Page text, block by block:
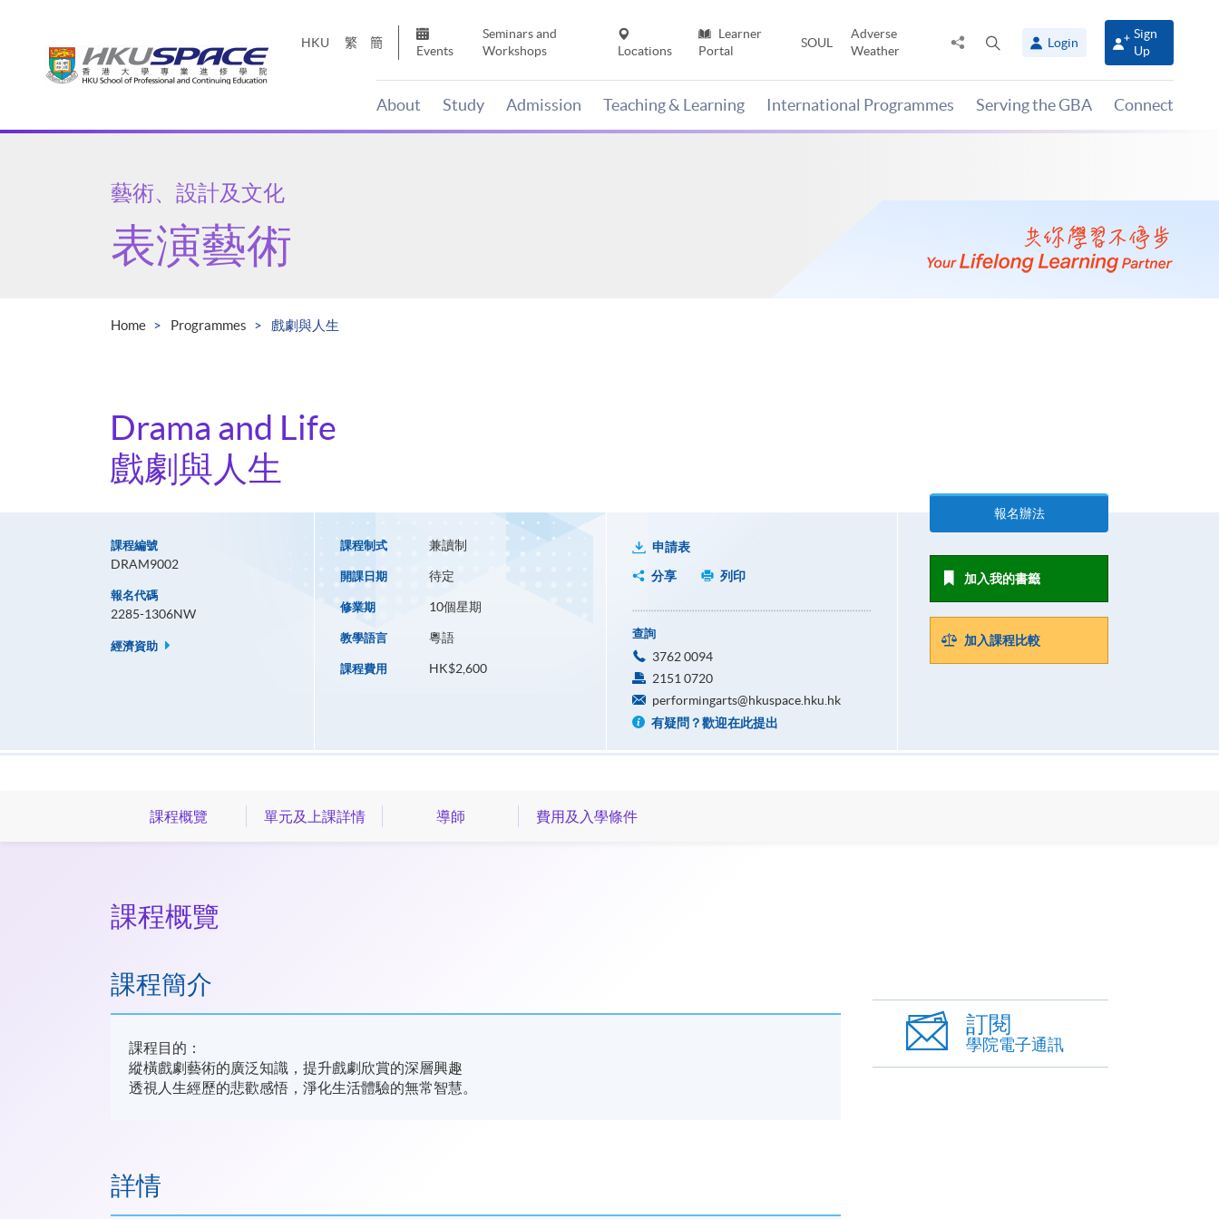
HKU 繁 簡
Events
Seminars and
Workshops
Locations
Learner
Portal
SOUL
Adverse
Weather
Share
panel
Login
Sign
Up
About Study Admission Teaching & Learning International Programmes Serving the GBA Connect
Main
藝術、設計及文化
表演藝術
Home Programmes 戲劇與人生
Drama and Life
戲劇與人生
課程編號
DRAM9002
報名代碼
2285-1306NW
經濟資助
課程制式 兼讀制
開課日期 待定
修業期 10個星期
教學語言 粵語
課程費用 HK$2,600
申請表
分享
列印
查詢
3762 0094
2151 0720
performingarts@hkuspace.hku.hk
有疑問？歡迎在此提出
報名辦法
加入我的書籤
加入課程比較
課程概覽 單元及上課詳情 導師 費用及入學條件
課程概覽
課程簡介
課程目的：
縱橫戲劇藝術的廣泛知識，提升戲劇欣賞的深層興趣
透視人生經歷的悲歡感悟，淨化生活體驗的無常智慧。
詳情
訂閱
學院電子通訊